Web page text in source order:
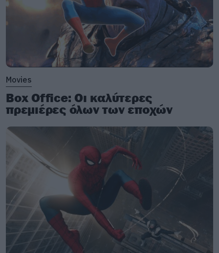
Movies
Box Office: Οι καλύτερες
πρεμιέρες όλων των εποχών